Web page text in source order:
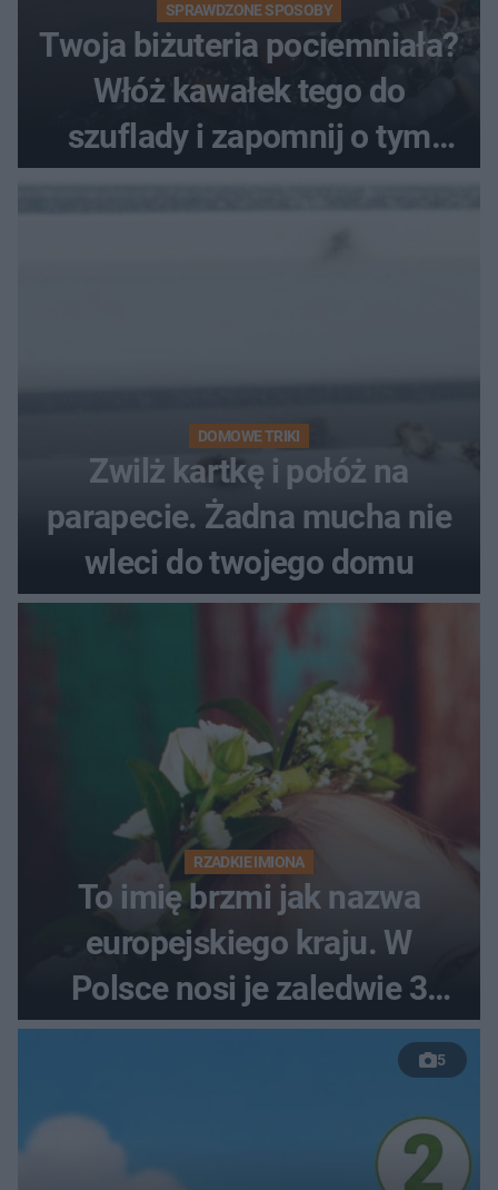
SPRAWDZONE SPOSOBY
Twoja biżuteria pociemniała?
Włóż kawałek tego do
szuflady i zapomnij o tym
DOMOWE TRIKI
Zwilż kartkę i połóż na
parapecie. Żadna mucha nie
wleci do twojego domu
RZADKIE IMIONA
To imię brzmi jak nazwa
europejskiego kraju. W
Polsce nosi je zaledwie 3
kobiety
5